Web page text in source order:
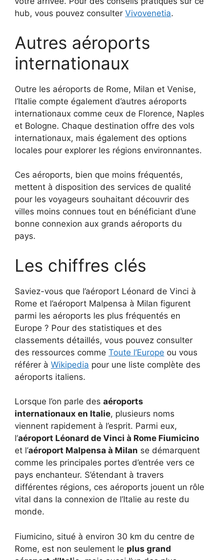
hub, vous pouvez consulter Vivovenetia.
Autres aéroports
internationaux
Outre les aéroports de Rome, Milan et Venise,
l’Italie compte également d’autres aéroports
internationaux comme ceux de Florence, Naples
et Bologne. Chaque destination offre des vols
internationaux, mais également des options
locales pour explorer les régions environnantes.
Ces aéroports, bien que moins fréquentés,
mettent à disposition des services de qualité
pour les voyageurs souhaitant découvrir des
villes moins connues tout en bénéficiant d’une
bonne connexion aux grands aéroports du
pays.
Les chiffres clés
Saviez-vous que l’aéroport Léonard de Vinci à
Rome et l’aéroport Malpensa à Milan figurent
parmi les aéroports les plus fréquentés en
Europe ? Pour des statistiques et des
classements détaillés, vous pouvez consulter
des ressources comme Toute l’Europe ou vous
référer à Wikipedia pour une liste complète des
aéroports italiens.
Lorsque l’on parle des aéroports
internationaux en Italie, plusieurs noms
viennent rapidement à l’esprit. Parmi eux,
l’aéroport Léonard de Vinci à Rome Fiumicino
et l’aéroport Malpensa à Milan se démarquent
comme les principales portes d’entrée vers ce
pays enchanteur. S’étendant à travers
différentes régions, ces aéroports jouent un rôle
vital dans la connexion de l’Italie au reste du
monde.
Fiumicino, situé à environ 30 km du centre de
Rome, est non seulement le plus grand